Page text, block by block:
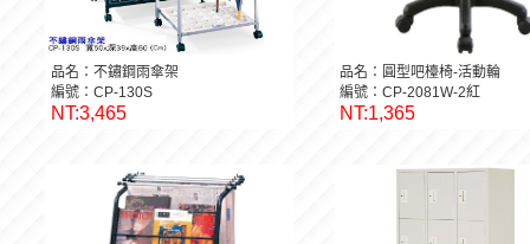
品名：不鏽鋼雨傘架
編號：CP-130S
NT:3,465
品名：圓型吧檯椅-活動輪
編號：CP-2081W-2紅
NT:1,365